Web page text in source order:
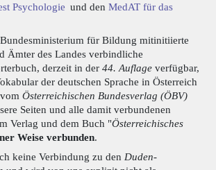
Psychologie und den MedAT für das
für Bildung mitinitiierte
Ämter des Landes verbindliche
derzeit in der 44. Auflage verfügbar,
der deutschen Sprache in Österreich
Österreichischen Bundesverlag (ÖBV)
Seiten und alle damit verbundenen
Verlag und dem Buch "Österreichisches
Weise verbunden.
keine Verbindung zu den Duden-